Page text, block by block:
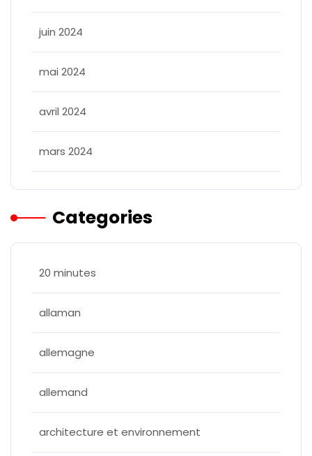
juin 2024
mai 2024
avril 2024
mars 2024
Categories
20 minutes
allaman
allemagne
allemand
architecture et environnement